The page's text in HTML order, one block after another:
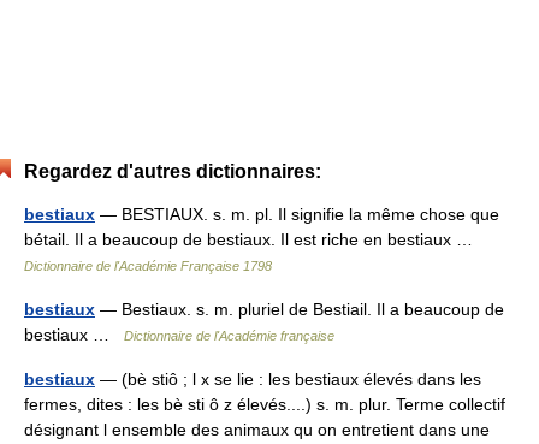
Regardez d'autres dictionnaires:
bestiaux — BESTIAUX. s. m. pl. Il signifie la même chose que
bétail. Il a beaucoup de bestiaux. Il est riche en bestiaux …
Dictionnaire de l'Académie Française 1798
bestiaux — Bestiaux. s. m. pluriel de Bestiail. Il a beaucoup de
bestiaux …
Dictionnaire de l'Académie française
bestiaux — (bè stiô ; l x se lie : les bestiaux élevés dans les
fermes, dites : les bè sti ô z élevés....) s. m. plur. Terme collectif
désignant l ensemble des animaux qu on entretient dans une